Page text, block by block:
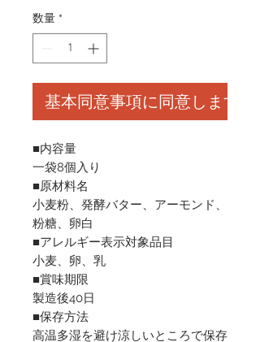
数量 *
基本同意事項に同意します
■内容量
一袋8個入り
■原材料名
小麦粉、発酵バター、アーモンド、
粉糖、卵白
■アレルギー表示対象品目
小麦、卵、乳
■賞味期限
製造後40日
■保存方法
高温多湿を避け涼しいところで保存